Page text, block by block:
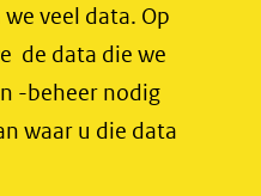
veel data. Op
de data die we
-beheer nodig
waar u die data